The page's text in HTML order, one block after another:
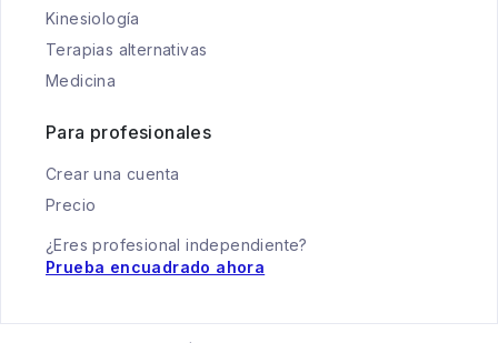
Kinesiología
Terapias alternativas
Medicina
Para profesionales
Crear una cuenta
Precio
¿Eres profesional independiente?
Prueba encuadrado ahora